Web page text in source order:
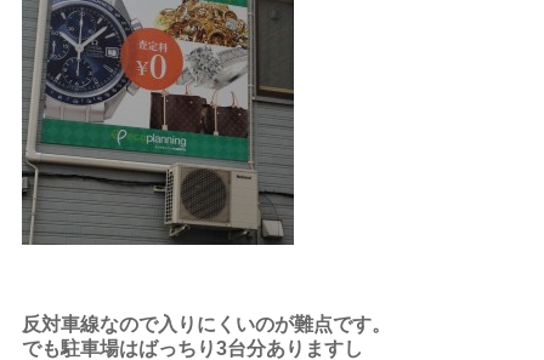
反対車線なので入りにくいのが難点です。
でも駐車場はばっちり3台分ありますし